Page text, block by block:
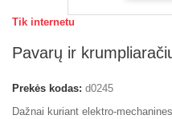
Tik internetu
Pavarų ir
Prekės kodas: d0245
Dažnai kuriant elektro-